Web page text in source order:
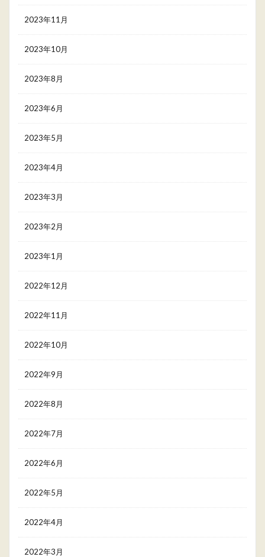
2023年11月
2023年10月
2023年8月
2023年6月
2023年5月
2023年4月
2023年3月
2023年2月
2023年1月
2022年12月
2022年11月
2022年10月
2022年9月
2022年8月
2022年7月
2022年6月
2022年5月
2022年4月
2022年3月